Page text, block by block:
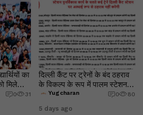
का
मिले
0 31
दिल्ली कैंट पर ट्रेनों के बंद ठहराव
के विकल्प के रूप में पालम स्टेशन
पर ठहराव की उठी मांग रेल मंत्री,
Yugcharan 0 80
5 days ago